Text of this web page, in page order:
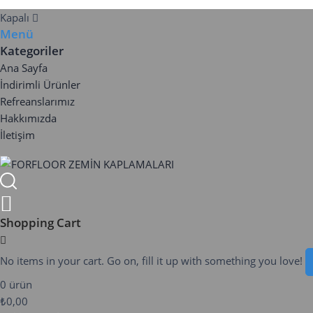
Kapalı
Menü
Kategoriler
Ana Sayfa
İndirimli Ürünler
Refreanslarımız
Hakkımızda
İletişim
Shopping Cart
No items in your cart. Go on, fill it up with something you love!
0 ürün
₺0,00